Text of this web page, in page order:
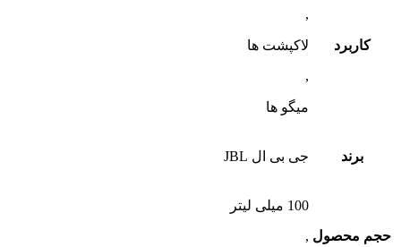
کاربرد
,
لاکپشت ها
,
میگو ها
برند جی بی ال JBL
حجم محصول
100 میلی لیتر
,